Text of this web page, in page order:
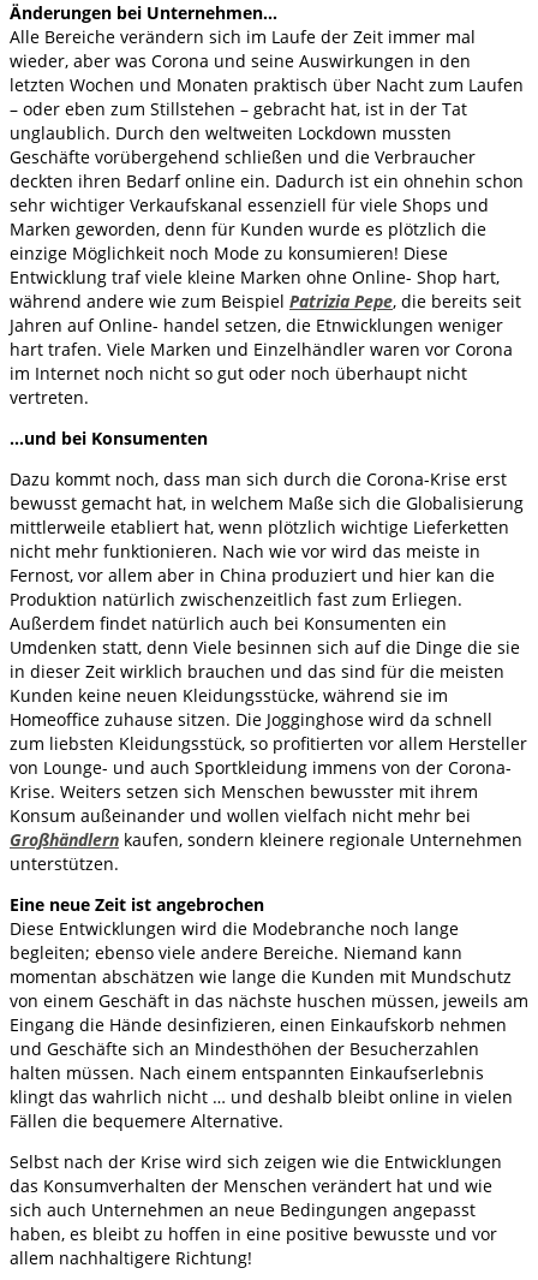
Änderungen bei Unternehmen…
Alle Bereiche verändern sich im Laufe der Zeit immer mal
wieder, aber was Corona und seine Auswirkungen in den
letzten Wochen und Monaten praktisch über Nacht zum Laufen
– oder eben zum Stillstehen – gebracht hat, ist in der Tat
unglaublich. Durch den weltweiten Lockdown mussten
Geschäfte vorübergehend schließen und die Verbraucher
deckten ihren Bedarf online ein. Dadurch ist ein ohnehin schon
sehr wichtiger Verkaufskanal essenziell für viele Shops und
Marken geworden, denn für Kunden wurde es plötzlich die
einzige Möglichkeit noch Mode zu konsumieren! Diese
Entwicklung traf viele kleine Marken ohne Online- Shop hart,
während andere wie zum Beispiel Patrizia Pepe, die bereits seit
Jahren auf Online- handel setzen, die Etnwicklungen weniger
hart trafen. Viele Marken und Einzelhändler waren vor Corona
im Internet noch nicht so gut oder noch überhaupt nicht
vertreten.
…und bei Konsumenten
Dazu kommt noch, dass man sich durch die Corona-Krise erst
bewusst gemacht hat, in welchem Maße sich die Globalisierung
mittlerweile etabliert hat, wenn plötzlich wichtige Lieferketten
nicht mehr funktionieren. Nach wie vor wird das meiste in
Fernost, vor allem aber in China produziert und hier kan die
Produktion natürlich zwischenzeitlich fast zum Erliegen.
Außerdem findet natürlich auch bei Konsumenten ein
Umdenken statt, denn Viele besinnen sich auf die Dinge die sie
in dieser Zeit wirklich brauchen und das sind für die meisten
Kunden keine neuen Kleidungsstücke, während sie im
Homeoffice zuhause sitzen. Die Jogginghose wird da schnell
zum liebsten Kleidungsstück, so profitierten vor allem Hersteller
von Lounge- und auch Sportkleidung immens von der Corona-
Krise. Weiters setzen sich Menschen bewusster mit ihrem
Konsum außeinander und wollen vielfach nicht mehr bei
Großhändlern kaufen, sondern kleinere regionale Unternehmen
unterstützen.
Eine neue Zeit ist angebrochen
Diese Entwicklungen wird die Modebranche noch lange
begleiten; ebenso viele andere Bereiche. Niemand kann
momentan abschätzen wie lange die Kunden mit Mundschutz
von einem Geschäft in das nächste huschen müssen, jeweils am
Eingang die Hände desinfizieren, einen Einkaufskorb nehmen
und Geschäfte sich an Mindesthöhen der Besucherzahlen
halten müssen. Nach einem entspannten Einkaufserlebnis
klingt das wahrlich nicht … und deshalb bleibt online in vielen
Fällen die bequemere Alternative.
Selbst nach der Krise wird sich zeigen wie die Entwicklungen
das Konsumverhalten der Menschen verändert hat und wie
sich auch Unternehmen an neue Bedingungen angepasst
haben, es bleibt zu hoffen in eine positive bewusste und vor
allem nachhaltigere Richtung!